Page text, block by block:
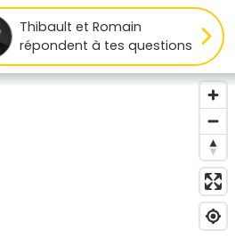
Thibault et Romain
répondent à tes questions